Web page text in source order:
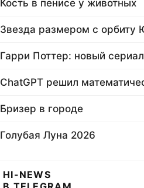
Кость в пенисе у животных
Гарри Поттер: новый сериал
Бризер в городе
Голубая Луна 2026
HI-NEWS